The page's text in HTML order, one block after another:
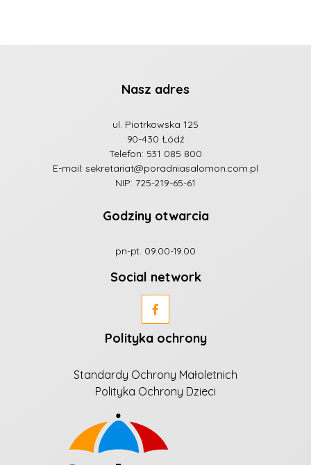
Nasz adres
ul. Piotrkowska 125
90-430 Łódź
Telefon: 531 085 800
E-mail:sekretariat@poradniasalomon.com.pl
NIP: 725-219-65-61
Godziny otwarcia
pn-pt. 09.00-19.00
Social network
Polityka ochrony
Standardy Ochrony Małoletnich
Polityka Ochrony Dzieci